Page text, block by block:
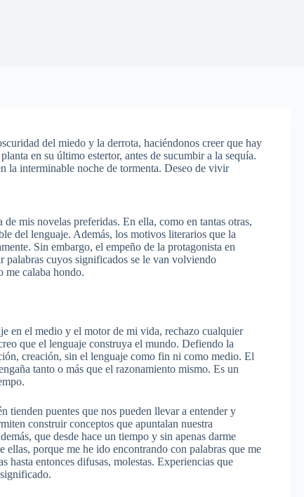
del miedo y la derrota, haciéndonos creer que hay
en su último estertor, antes de sucumbir a la sequía.
la interminable noche de tormenta. Deseo de vivir
de mis novelas preferidas. En ella, como en tantas otras,
del lenguaje. Además, los motivos literarios que la
Sin embargo, el empeño de la protagonista en
palabras cuyos significados se le van volviendo
me calaba hondo.
en el medio y el motor de mi vida, rechazo cualquier
que el lenguaje construya el mundo. Defiendo la
creación, sin el lenguaje como fin ni como medio. El
tanto o más que el razonamiento mismo. Es un
tienden puentes que nos pueden llevar a entender y
construir conceptos que apuntalan nuestra
que desde hace un tiempo y sin apenas darme
ellas, porque me he ido encontrando con palabras que me
hasta entonces difusas, molestas. Experiencias que